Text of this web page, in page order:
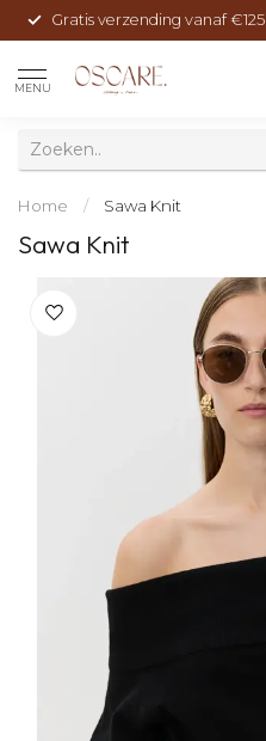
Gratis verzending vanaf €125
MENU
Home / Sawa Knit
Sawa Knit